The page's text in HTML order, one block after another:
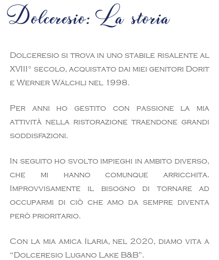
Dolceresio: La storia
Dolceresio si trova in uno stabile risalente al
XVIII° secolo, acquistato dai miei genitori Dorit
e Werner Wälchli nel 1998.
Per anni ho gestito con passione la mia
attività nella ristorazione traendone grandi
soddisfazioni.
In seguito ho svolto impieghi in ambito diverso,
che mi hanno comunque arricchita.
Improvvisamente il bisogno di tornare ad
occuparmi di ciò che amo da sempre diventa
però prioritario.
Con la mia amica Ilaria, nel 2020, diamo vita a
“Dolceresio Lugano Lake B&B”.